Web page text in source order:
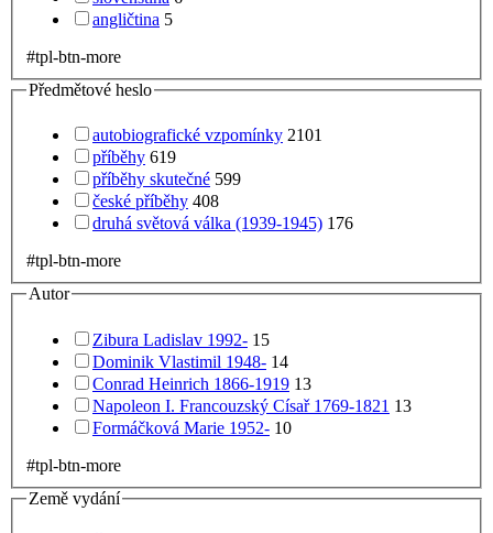
angličtina 5
#tpl-btn-more
Předmětové heslo
autobiografické vzpomínky 2101
příběhy 619
příběhy skutečné 599
české příběhy 408
druhá světová válka (1939-1945) 176
#tpl-btn-more
Autor
Zibura Ladislav 1992- 15
Dominik Vlastimil 1948- 14
Conrad Heinrich 1866-1919 13
Napoleon I. Francouzský Císař 1769-1821 13
Formáčková Marie 1952- 10
#tpl-btn-more
Země vydání